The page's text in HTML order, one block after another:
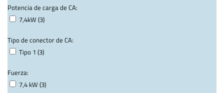
Potencia de carga de CA:
7,4kW (3)
Tipo de conector de CA:
Tipo 1 (3)
Fuerza:
7,4 kW (3)